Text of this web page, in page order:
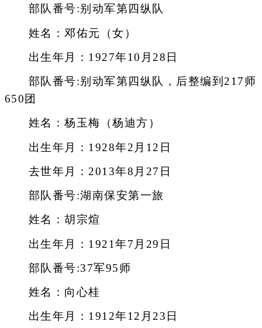
部队番号:别动军第四纵队
姓名：邓佑元（女）
出生年月：1927年10月28日
部队番号:别动军第四纵队，后整编到217师
650团
姓名：杨玉梅（杨迪方）
出生年月：1928年2月12日
去世年月：2013年8月27日
部队番号:湖南保安第一旅
姓名：胡宗煊
出生年月：1921年7月29日
部队番号:37军95师
姓名：向心桂
出生年月：1912年12月23日